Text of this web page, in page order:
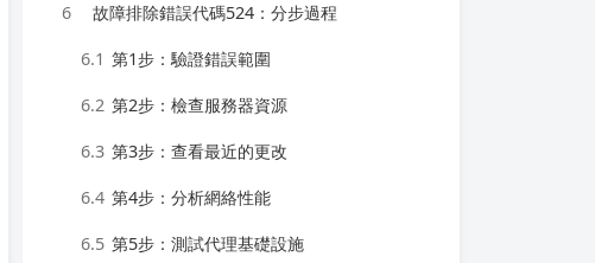
6 故障排除錯誤代碼524：分步過程
6.1 第1步：驗證錯誤範圍
6.2 第2步：檢查服務器資源
6.3 第3步：查看最近的更改
6.4 第4步：分析網絡性能
6.5 第5步：測試代理基礎設施